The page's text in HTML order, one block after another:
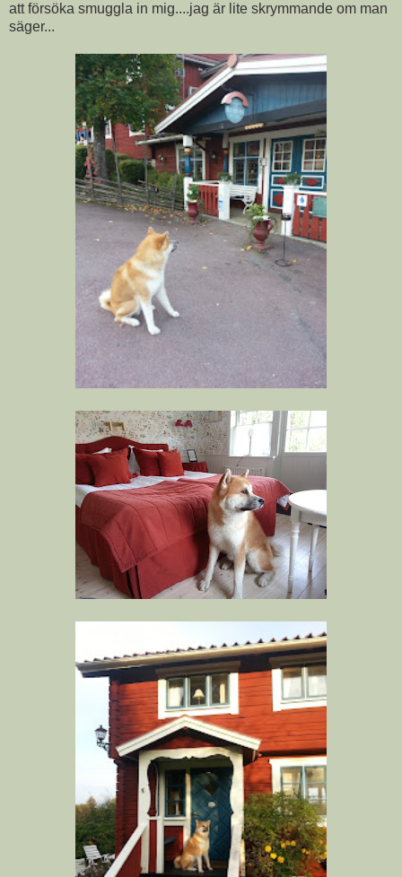
att försöka smuggla in mig....jag är lite skrymmande om man
säger...